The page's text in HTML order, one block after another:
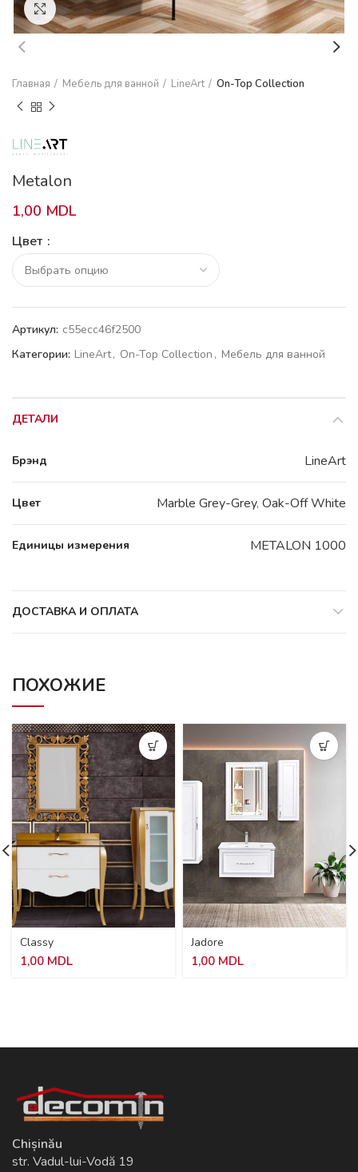
Click to enlarge
Главная Мебель для ванной LineArt On-Top Collection
Metalon
1,00 MDL
Цвет
Артикул: c55ecc46f2500
Категории: LineArt, On-Top Collection , Мебель для ванной
ДЕТАЛИ
Брэнд LineArt
Цвет Marble Grey-Grey, Oak-Off White
Единицы измерения METALON 1000
ДОСТАВКА И ОПЛАТА
ПОХОЖИЕ
Classy
1,00 MDL
Jadore
1,00 MDL
Chișinău
str. Vadul-lui-Vodă 19